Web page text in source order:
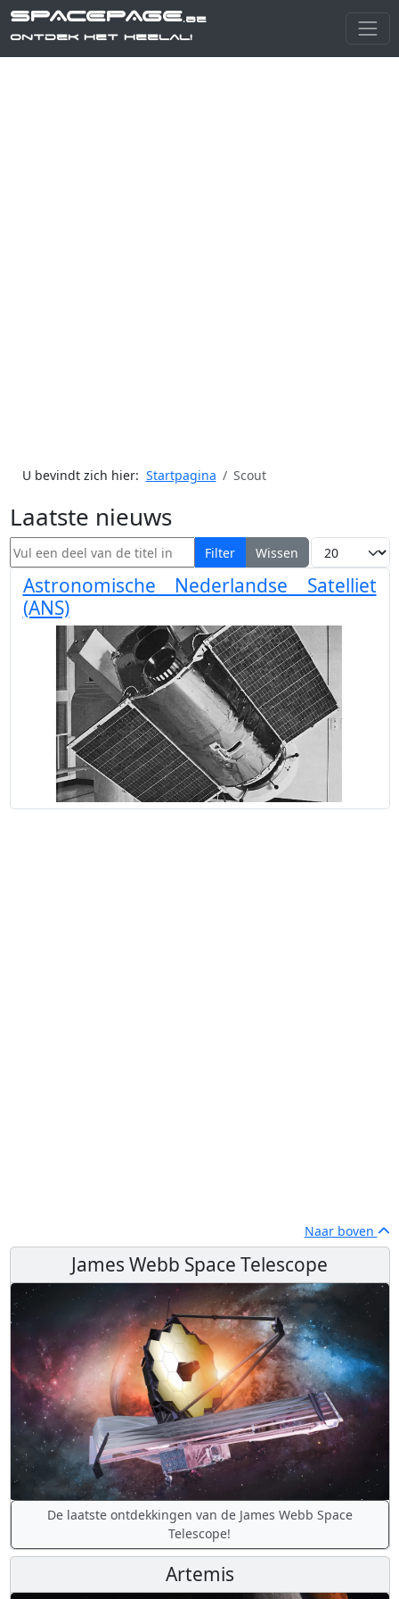
SPACEPAGE.be
Ontdek het heelal!
U bevindt zich hier: Startpagina Scout
Laatste nieuws
Vul een deel van de titel in Filter Wissen Toon #
Astronomische Nederlandse Satelliet
(ANS)
Naar boven
James Webb Space Telescope
De laatste ontdekkingen van de James Webb Space
Telescope!
Artemis